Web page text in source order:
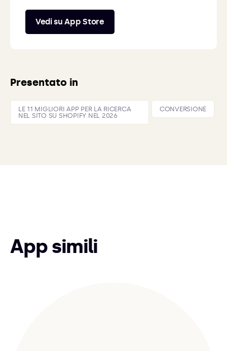
Vedi su App Store
Presentato in
LE 11 MIGLIORI APP PER LA RICERCA
NEL SITO SU SHOPIFY NEL 2026
CONVERSIONE
App simili